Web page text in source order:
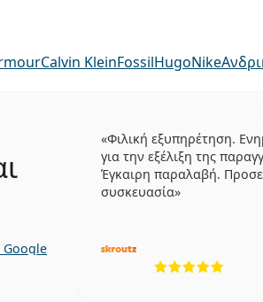
Calvin KleinFossilHugoNike
Google
Φιλική εξυπηρέτηση.
για την εξέλιξη της
Έγκαιρη παραλαβή.
συσκευασία